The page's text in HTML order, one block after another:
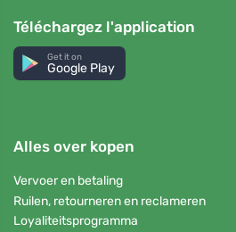
Téléchargez l'application
Get it on
Google Play
Alles over kopen
Vervoer en betaling
Ruilen, retourneren en reclameren
Loyaliteitsprogramma